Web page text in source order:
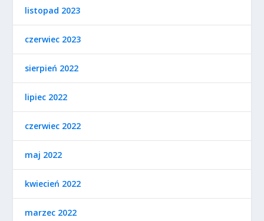
listopad 2023
czerwiec 2023
sierpień 2022
lipiec 2022
czerwiec 2022
maj 2022
kwiecień 2022
marzec 2022